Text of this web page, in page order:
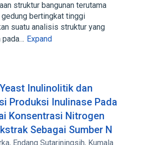
struktur bangunan terutama
gedung bertingkat tinggi
suatu analisis struktur yang
pada… Expand
Inulinolitik dan
Produksi Inulinase Pada
Konsentrasi Nitrogen
Sebagai Sumber N
, Endang Sutariningsih, Kumala